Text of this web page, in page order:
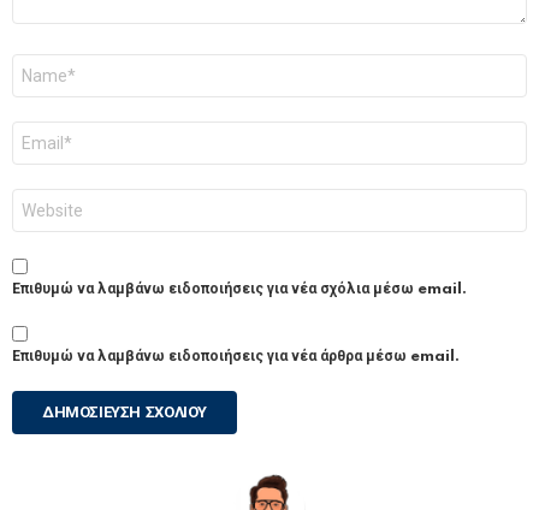
Επιθυμώ να λαμβάνω ειδοποιήσεις για νέα σχόλια μέσω email.
Επιθυμώ να λαμβάνω ειδοποιήσεις για νέα άρθρα μέσω email.